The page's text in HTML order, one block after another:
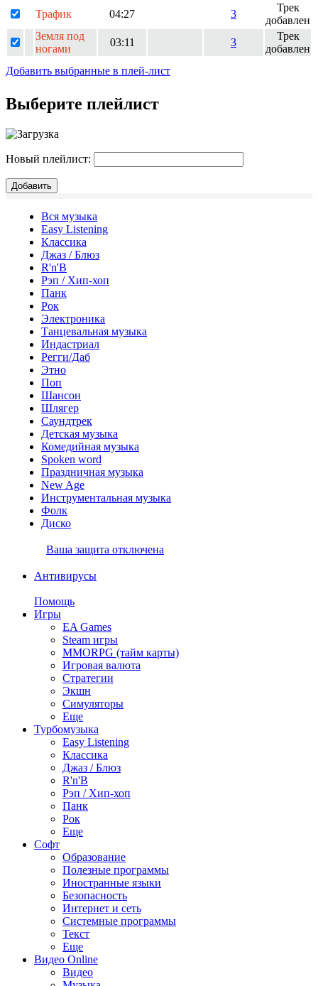
Трафик
04:27 3
Трек
добавлен
Земля под
ногами
03:11 3
Трек
добавлен
Добавить выбранные в плей-лист
Выберите плейлист
Новый плейлист:
Вся музыка
Easy Listening
Классика
Джаз / Блюз
R'n'B
Рэп / Хип-хоп
Панк
Рок
Электроника
Танцевальная музыка
Индастриал
Регги/Даб
Этно
Поп
Шансон
Шлягер
Саундтрек
Детская музыка
Комедийная музыка
Spoken word
Праздничная музыка
New Age
Инструментальная музыка
Фолк
Диско
Ваша защита отключена
Антивирусы
Помощь
Игры
EA Games
Steam игры
MMORPG (тайм карты)
Игровая валюта
Стратегии
Экшн
Симуляторы
Еще
Турбомузыка
Easy Listening
Классика
Джаз / Блюз
R'n'B
Рэп / Хип-хоп
Панк
Рок
Еще
Софт
Образование
Полезные программы
Иностранные языки
Безопасность
Интернет и сеть
Системные программы
Текст
Еще
Видео Online
Видео